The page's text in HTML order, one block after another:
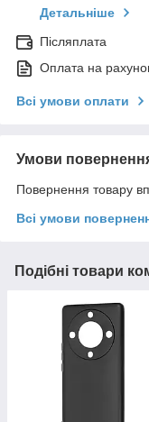
Детальніше
Післяплата
Оплата на
Всі умови оплати
Умови
Повернення товару
Всі умови
Подібні товари